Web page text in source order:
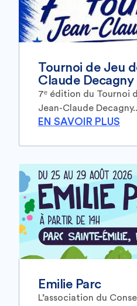
Tournoi de Jeu
Claude Decagny
7ᵉ édition du Tournoi
Jean-Claude
EN SAVOIR PLUS
Emilie Parc
L’association du